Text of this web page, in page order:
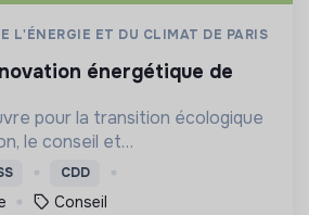
L'ÉNERGIE ET DU CLIMAT DE PARIS
pour la transition écologique
le conseil et
en matière de maîtrise de
et d'adaptation aux
CDD
Conseil